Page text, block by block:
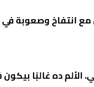
وصعوبة في
ده غالبًا